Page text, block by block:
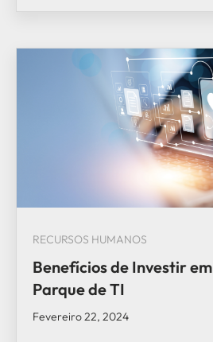
RECURSOS HUMANOS
Benefícios de Investir
Parque de TI
Fevereiro 22, 2024